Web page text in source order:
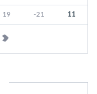
19 -21 11